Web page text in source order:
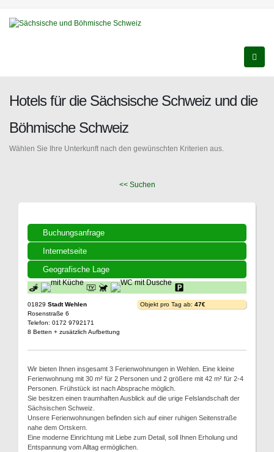
Hotels für die Sächsische Schweiz und die
Böhmische Schweiz
Wählen Sie Ihre Unterkunft nach den gewünschten Kriterien aus.
<< Suchen
Buchungsanfrage
Internetseite
Geografische Lage
01829 Stadt Wehlen
Rosenstraße 6
Telefon: 0172 9792171
8 Betten + zusätzlich Aufbettung
Objekt pro Tag ab: 47€
Wir bieten Ihnen insgesamt 3 Ferienwohnungen in Wehlen. Eine kleine
Ferienwohnung mit 30 m² für 2 Personen und 2 größere mit 42 m² für 2-4
Personen. Frühstück ist nach Absprache möglich.
Sie besitzen einen traumhaften Ausblick auf die urige Felslandschaft der
Sächsischen Schweiz.
Unsere Ferienwohnungen befinden sich auf einer ruhigen Seitenstraße
nahe dem Ortskern.
Eine moderne Einrichtung mit Liebe zum Detail, soll Ihnen Erholung und
Entspannung vom Alltag ermöglichen.